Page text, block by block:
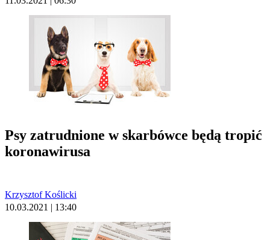
Psy zatrudnione w skarbówce będą tropić
koronawirusa
Krzysztof Koślicki
10.03.2021 | 13:40